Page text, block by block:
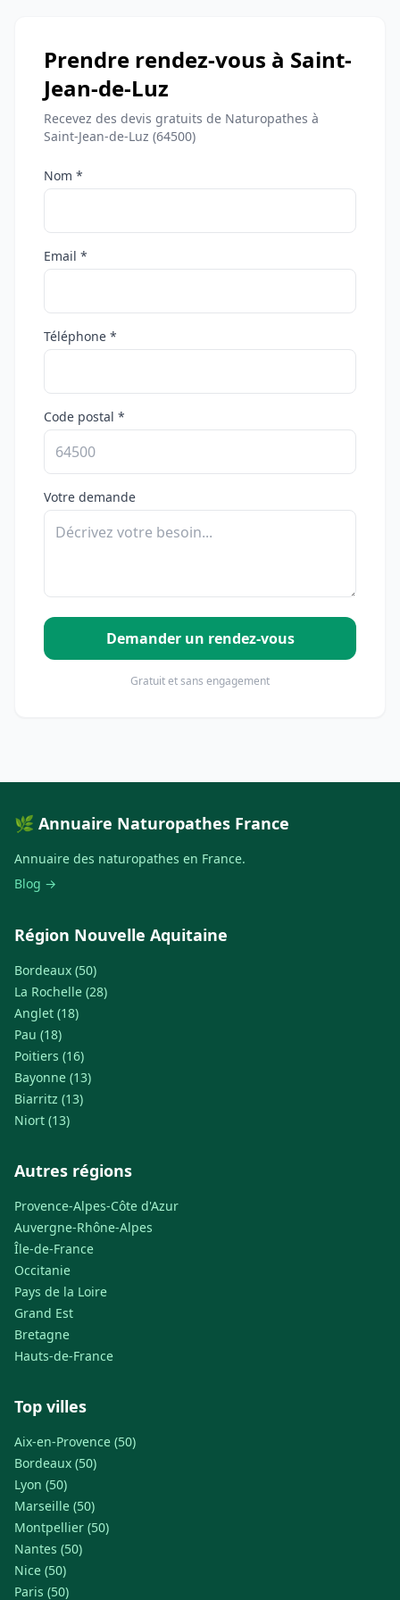
Prendre rendez-vous à Saint-
Jean-de-Luz
Recevez des devis gratuits de Naturopathes à
Saint-Jean-de-Luz (64500)
Nom *
Email *
Téléphone *
Code postal *
Votre demande
Demander un rendez-vous
Gratuit et sans engagement
🌿 Annuaire Naturopathes France
Annuaire des naturopathes en France.
Blog →
Région Nouvelle Aquitaine
Bordeaux (50)
La Rochelle (28)
Anglet (18)
Pau (18)
Poitiers (16)
Bayonne (13)
Biarritz (13)
Niort (13)
Autres régions
Provence-Alpes-Côte d'Azur
Auvergne-Rhône-Alpes
Île-de-France
Occitanie
Pays de la Loire
Grand Est
Bretagne
Hauts-de-France
Top villes
Aix-en-Provence (50)
Bordeaux (50)
Lyon (50)
Marseille (50)
Montpellier (50)
Nantes (50)
Nice (50)
Paris (50)